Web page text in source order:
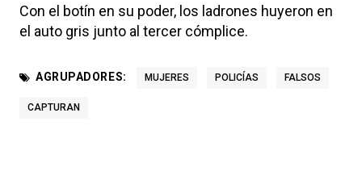
Con el botín en su poder, los ladrones huyeron en
el auto gris junto al tercer cómplice.
AGRUPADORES: MUJERES POLICÍAS FALSOS
CAPTURAN